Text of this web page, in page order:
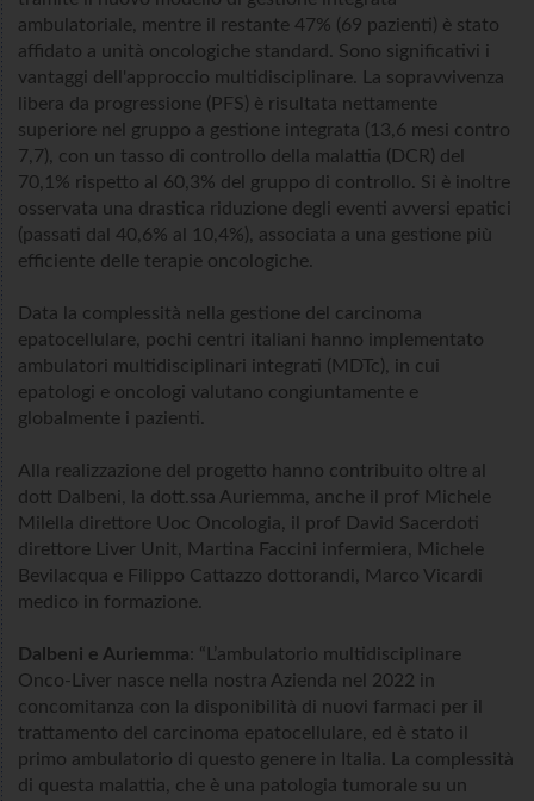
ambulatoriale, mentre il restante 47% (69 pazienti) è stato
affidato a unità oncologiche standard. Sono significativi i
vantaggi dell'approccio multidisciplinare. La sopravvivenza
libera da progressione (PFS) è risultata nettamente
superiore nel gruppo a gestione integrata (13,6 mesi contro
7,7), con un tasso di controllo della malattia (DCR) del
70,1% rispetto al 60,3% del gruppo di controllo. Si è inoltre
osservata una drastica riduzione degli eventi avversi epatici
(passati dal 40,6% al 10,4%), associata a una gestione più
efficiente delle terapie oncologiche.
Data la complessità nella gestione del carcinoma
epatocellulare, pochi centri italiani hanno implementato
ambulatori multidisciplinari integrati (MDTc), in cui
epatologi e oncologi valutano congiuntamente e
globalmente i pazienti.
Alla realizzazione del progetto hanno contribuito oltre al
dott Dalbeni, la dott.ssa Auriemma, anche il prof Michele
Milella direttore Uoc Oncologia, il prof David Sacerdoti
direttore Liver Unit, Martina Faccini infermiera, Michele
Bevilacqua e Filippo Cattazzo dottorandi, Marco Vicardi
medico in formazione.
Dalbeni e Auriemma: “L’ambulatorio multidisciplinare
Onco-Liver nasce nella nostra Azienda nel 2022 in
concomitanza con la disponibilità di nuovi farmaci per il
trattamento del carcinoma epatocellulare, ed è stato il
primo ambulatorio di questo genere in Italia. La complessità
di questa malattia, che è una patologia tumorale su un